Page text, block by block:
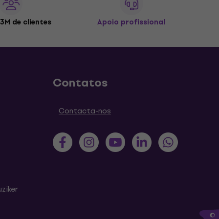
de clientes Apoio profissional
Contatos
Contacta-nos